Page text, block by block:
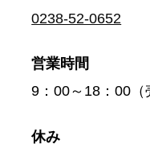
0238-52-0652
営業時間
9：00～18：00（
休み